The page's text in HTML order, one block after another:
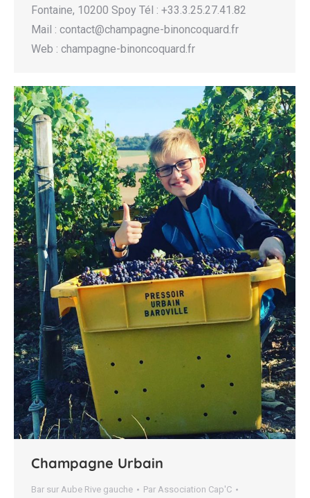
Fontaine, 10200 Spoy Tél : +33.3.25.27.41.82
Mail : contact@champagne-binoncoquard.fr
Web : champagne-binoncoquard.fr
Champagne Urbain
Bar sur Aube Rive gauche Par Association Cap'C